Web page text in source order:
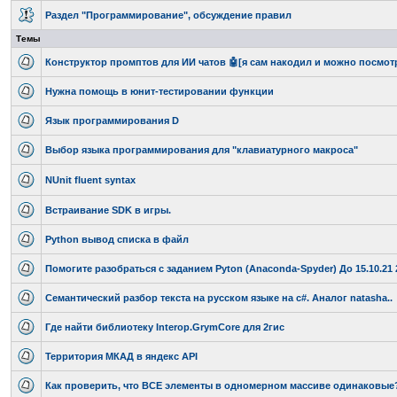
Раздел "Программирование", обсуждение правил
Темы
Конструктор промптов для ИИ чатов 🤖[я сам накодил и можно
Нужна помощь в юнит-тестировании функции
Язык программирования D
Выбор языка программирования для "клавиатурного макроса"
NUnit fluent syntax
Встраивание SDK в игры.
Python вывод списка в файл
Помогите разобраться с заданием Pyton (Anaconda-Spyder) До 15.10.21
Семантический разбор текста на русском языке на c#. Аналог natasha..
Где найти библиотеку Interop.GrymCore для 2гис
Территория МКАД в яндекс API
Как проверить, что ВСЕ элементы в одномерном массиве